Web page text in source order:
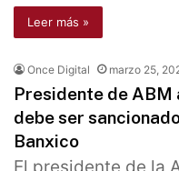
Leer más »
Once Digital marzo 25,
Presidente de ABM
debe ser
Banxico